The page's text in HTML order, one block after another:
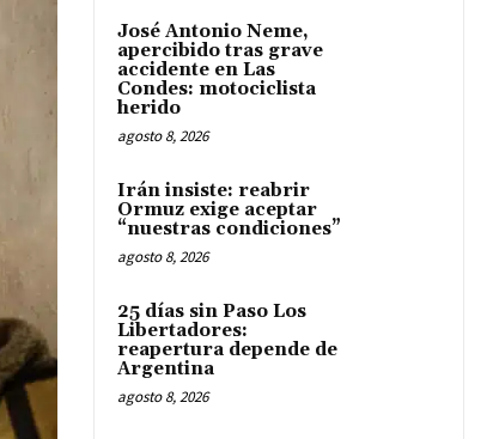
José Antonio Neme,
apercibido tras grave
accidente en Las
Condes: motociclista
herido
agosto 8, 2026
Irán insiste: reabrir
Ormuz exige aceptar
“nuestras condiciones”
agosto 8, 2026
25 días sin Paso Los
Libertadores:
reapertura depende de
Argentina
agosto 8, 2026